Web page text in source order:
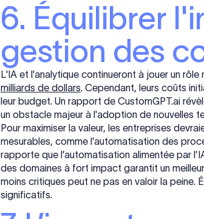
6. Équilibrer
gestion des
L'IA et l'analytique continueront à jouer un
milliards de dollars. Cependant, leurs coûts
leur budget. Un rapport de CustomGPT.ai
un obstacle majeur à l'adoption de nouvelles
Pour maximiser la valeur, les entreprises
mesurables, comme l’automatisation des
rapporte que l’automatisation alimentée par
des domaines à fort impact garantit un
moins critiques peut ne pas en valoir la
significatifs.